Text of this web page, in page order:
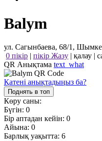
Balym
ул. Сагынбаева, 68/1,
0 пікір | пікір Жазу | қалау |
QR Анықтама text_what
Қатені анықтадыңыз ба?
Поднять в топ
Көру саны:
Бүгін: 0
Бір аптадан кейін: 0
Айына: 0
Барлық уақытта: 6